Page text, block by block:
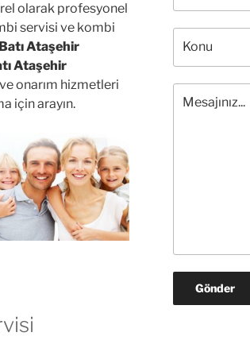
olarak profesyonel
servisi ve kombi
Batı Ataşehir
Ataşehir
onarım hizmetleri
için arayın.